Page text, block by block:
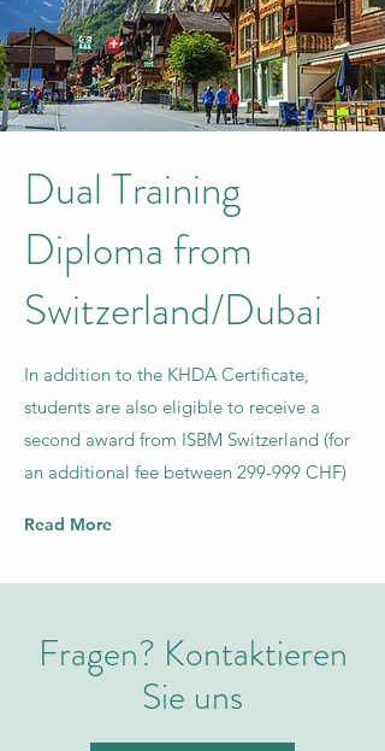
Dual Training
Diploma from
Switzerland/Dubai
In addition to the KHDA Certificate,
students are also eligible to receive a
second award from ISBM Switzerland (for
an additional fee between 299-999 CHF)
Read More
Fragen? Kontaktieren
Sie uns